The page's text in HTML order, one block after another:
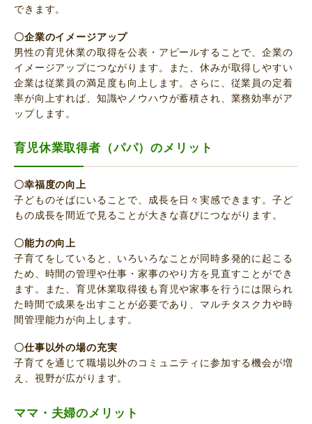
できます。
〇企業のイメージアップ
男性の育児休業の取得を公表・アピールすることで、企業の
イメージアップにつながります。また、休みが取得しやすい
企業は従業員の満足度も向上します。さらに、従業員の定着
率が向上すれば、知識やノウハウが蓄積され、業務効率がア
ップします。
育児休業取得者（パパ）のメリット
〇幸福度の向上
子どものそばにいることで、成長を日々実感できます。子ど
もの成長を間近で見ることが大きな喜びにつながります。
〇能力の向上
子育てをしていると、いろいろなことが同時多発的に起こる
ため、時間の管理や仕事・家事のやり方を見直すことができ
ます。また、育児休業取得後も育児や家事を行うには限られ
た時間で成果を出すことが必要であり、マルチタスク力や時
間管理能力が向上します。
〇仕事以外の場の充実
子育てを通じて職場以外のコミュニティに参加する機会が増
え、視野が広がります。
ママ・夫婦のメリット